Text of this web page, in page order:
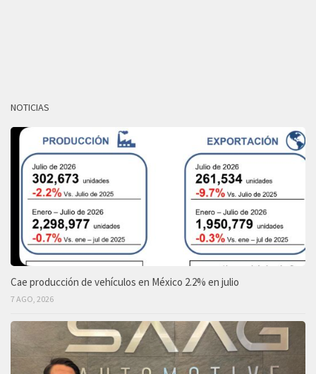
NOTICIAS
Cae producción de vehículos en México 2.2% en julio
7 AGO, 2026